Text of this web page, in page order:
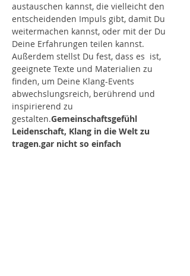
austauschen kannst, die vielleicht den
entscheidenden Impuls gibt, damit Du
weitermachen kannst, oder mit der Du
Deine Erfahrungen teilen kannst.
Außerdem stellst Du fest, dass es ist,
geeignete Texte und Materialien zu
finden, um Deine Klang-Events
abwechslungsreich, berührend und
inspirierend zu
gestalten.Gemeinschaftsgefühl
Leidenschaft, Klang in die Welt zu
tragen.gar nicht so einfach